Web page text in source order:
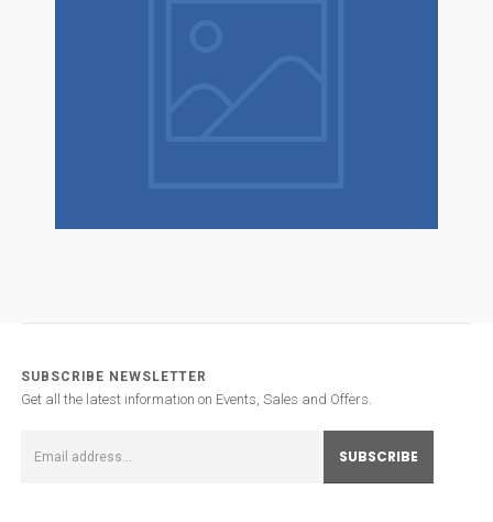
SUBSCRIBE NEWSLETTER
Get all the latest information on Events, Sales and Offers.